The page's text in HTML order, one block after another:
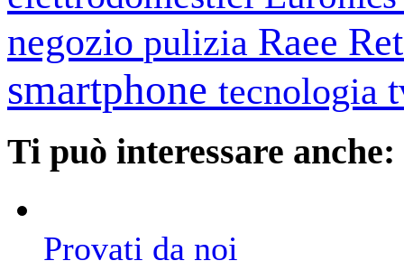
negozio pulizia Raee
smartphone tecnologia
Ti può interessare anche:
Provati da noi